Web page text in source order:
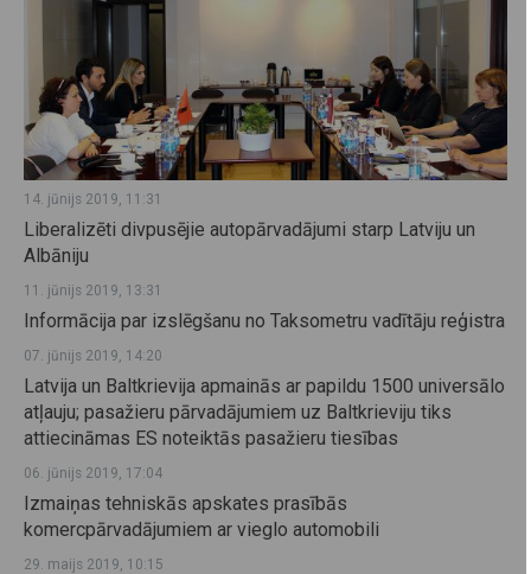
14. jūnijs 2019, 11:31
Liberalizēti divpusējie autopārvadājumi starp Latviju un
Albāniju
11. jūnijs 2019, 13:31
Informācija par izslēgšanu no Taksometru vadītāju reģistra
07. jūnijs 2019, 14:20
Latvija un Baltkrievija apmainās ar papildu 1500 universālo
atļauju; pasažieru pārvadājumiem uz Baltkrieviju tiks
attiecināmas ES noteiktās pasažieru tiesības
06. jūnijs 2019, 17:04
Izmaiņas tehniskās apskates prasībās
komercpārvadājumiem ar vieglo automobili
29. maijs 2019, 10:15